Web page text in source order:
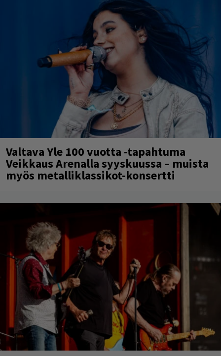
Valtava Yle 100 vuotta -tapahtuma
Veikkaus Arenalla syyskuussa – muista
myös metalliklassikot-konsertti